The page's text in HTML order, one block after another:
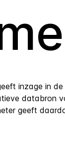
inzage in
databron
geeft